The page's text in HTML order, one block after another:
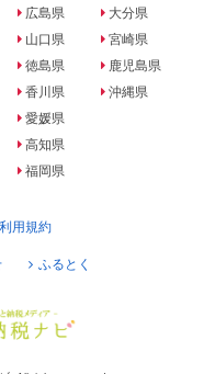
広島県
山口県
徳島県
香川県
愛媛県
高知県
福岡県
大分県
宮崎県
鹿児島県
沖縄県
用規約
ふるとく